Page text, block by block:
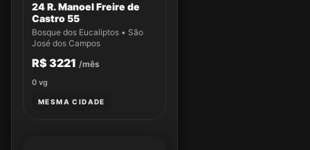
24 R. Manoel Freire de
Castro 55
Bosque dos Eucaliptos • São
José dos Campos
R$ 3221 /mês
0 vg
MESMA CIDADE